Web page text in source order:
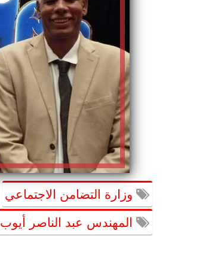
وزارة التضامن الاجتماعي
المهندس عبد الناصر أيوب